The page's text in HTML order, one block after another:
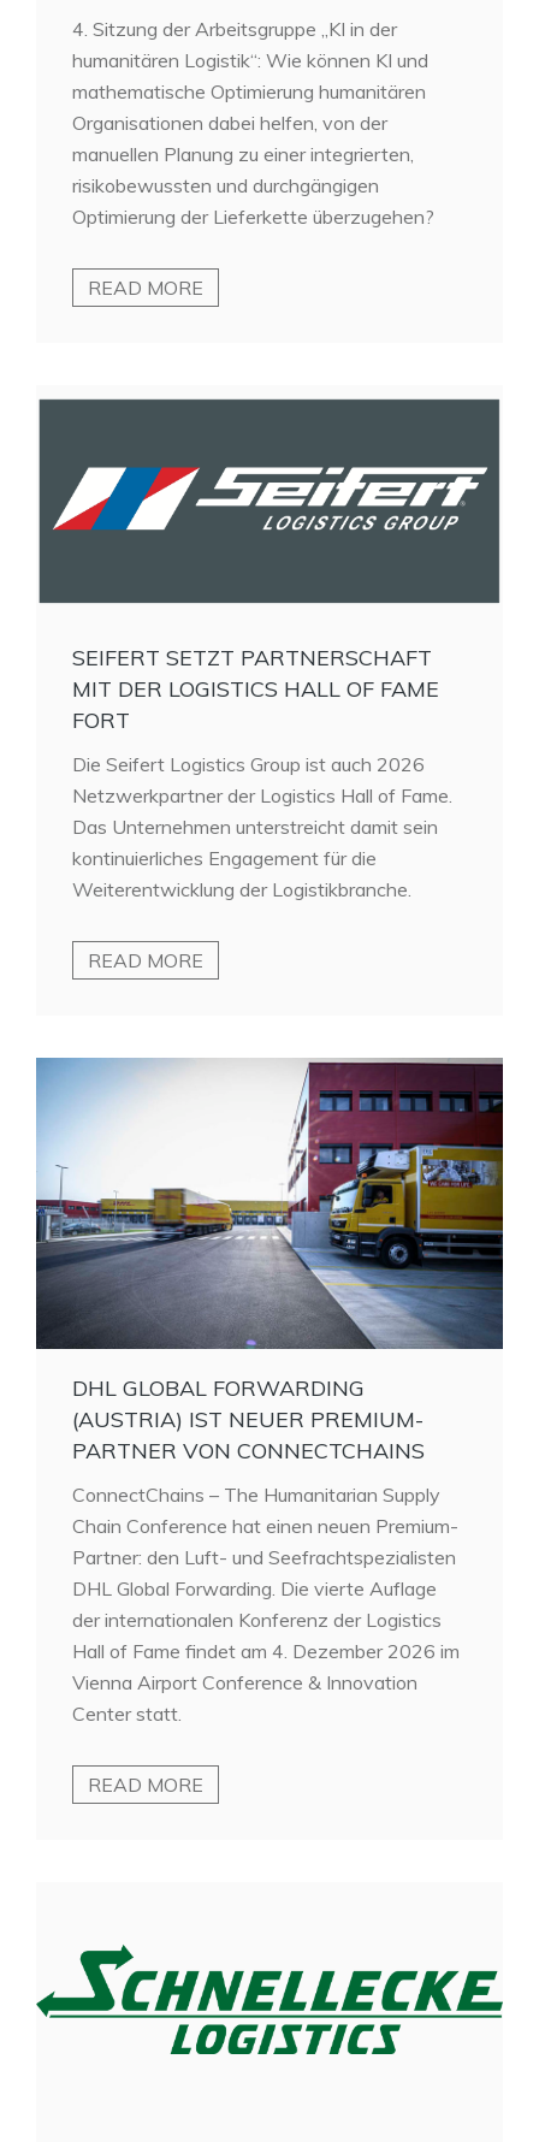
4. Sitzung der Arbeitsgruppe „KI in der
humanitären Logistik“: Wie können KI und
mathematische Optimierung humanitären
Organisationen dabei helfen, von der
manuellen Planung zu einer integrierten,
risikobewussten und durchgängigen
Optimierung der Lieferkette überzugehen?
READ MORE
SEIFERT SETZT PARTNERSCHAFT
MIT DER LOGISTICS HALL OF FAME
FORT
Die Seifert Logistics Group ist auch 2026
Netzwerkpartner der Logistics Hall of Fame.
Das Unternehmen unterstreicht damit sein
kontinuierliches Engagement für die
Weiterentwicklung der Logistikbranche.
READ MORE
DHL GLOBAL FORWARDING
(AUSTRIA) IST NEUER PREMIUM-
PARTNER VON CONNECTCHAINS
ConnectChains – The Humanitarian Supply
Chain Conference hat einen neuen Premium-
Partner: den Luft- und Seefrachtspezialisten
DHL Global Forwarding. Die vierte Auflage
der internationalen Konferenz der Logistics
Hall of Fame findet am 4. Dezember 2026 im
Vienna Airport Conference & Innovation
Center statt.
READ MORE